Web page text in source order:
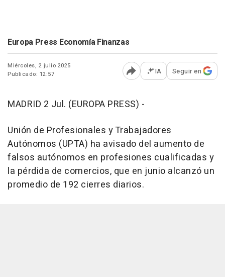
Europa Press Economía Finanzas
Miércoles, 2 julio 2025
Publicado: 12:57
Abrir opciones para
IA Seguir en
MADRID 2 Jul. (EUROPA PRESS) -
Unión de Profesionales y Trabajadores
Autónomos (UPTA) ha avisado del aumento de
falsos autónomos en profesiones cualificadas y
la pérdida de comercios, que en junio alcanzó un
promedio de 192 cierres diarios.